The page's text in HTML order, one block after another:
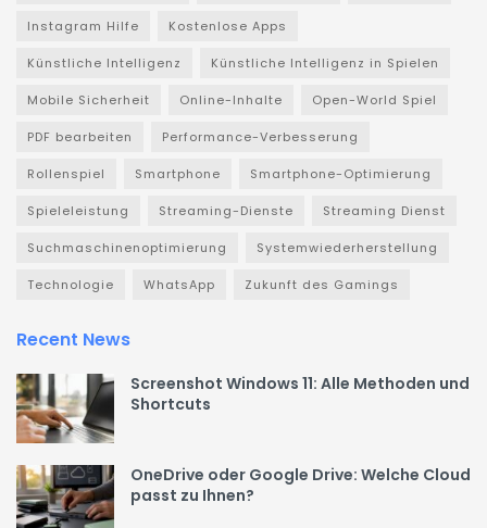
Instagram Hilfe Kostenlose Apps
Künstliche Intelligenz Künstliche Intelligenz in Spielen
Mobile Sicherheit Online-Inhalte Open-World Spiel
PDF bearbeiten Performance-Verbesserung
Rollenspiel Smartphone Smartphone-Optimierung
Spieleleistung Streaming-Dienste Streaming Dienst
Suchmaschinenoptimierung Systemwiederherstellung
Technologie WhatsApp Zukunft des Gamings
Recent News
Screenshot Windows 11: Alle Methoden und
Shortcuts
OneDrive oder Google Drive: Welche Cloud
passt zu Ihnen?